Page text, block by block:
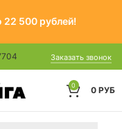
22 500 рублей!
Заказать звонок
0 0 РУБ